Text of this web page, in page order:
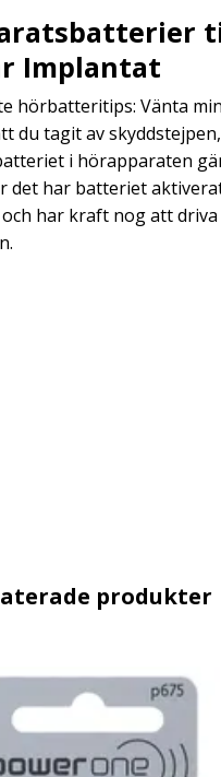
Implantat
hörbatteritips: Vänta
du tagit av
i hörapparaten
det har batteriet
har kraft nog att driva